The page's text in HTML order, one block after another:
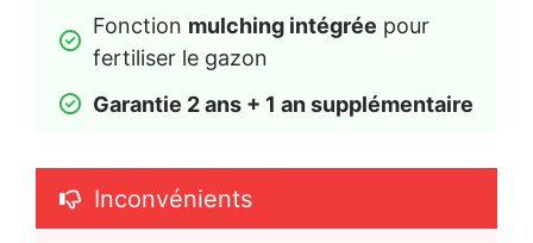
Fonction mulching intégrée pour
fertiliser le gazon
Garantie 2 ans + 1 an supplémentaire
Inconvénients